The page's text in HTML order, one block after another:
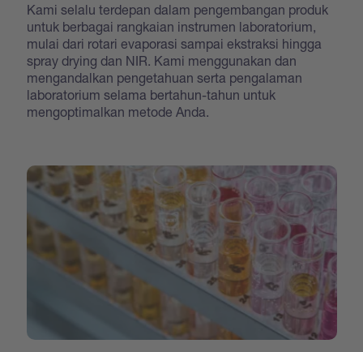
Kami selalu terdepan dalam pengembangan produk
untuk berbagai rangkaian instrumen laboratorium,
mulai dari rotari evaporasi sampai ekstraksi hingga
spray drying dan NIR. Kami menggunakan dan
mengandalkan pengetahuan serta pengalaman
laboratorium selama bertahun-tahun untuk
mengoptimalkan metode Anda.